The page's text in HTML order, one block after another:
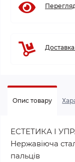
Доставка
Опис товару
ЕСТЕТИКА І
Нержавіюча
пальців